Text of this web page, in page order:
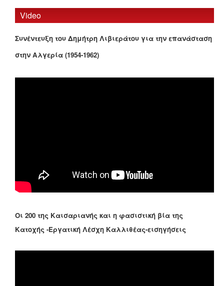
Video
Συνέντευξη του Δημήτρη Λιβιεράτου για την επανάσταση
στην Αλγερία (1954-1962)
Οι 200 της Καισαριανής και η φασιστική βία της
Κατοχής -Εργατική Λέσχη Καλλιθέας-εισηγήσεις